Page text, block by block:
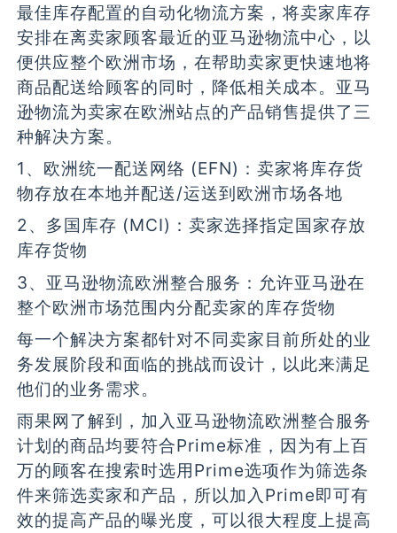
最佳库存配置的自动化物流方案，将卖家库存
安排在离卖家顾客最近的亚马逊物流中心，以
便供应整个欧洲市场，在帮助卖家更快速地将
商品配送给顾客的同时，降低相关成本。亚马
逊物流为卖家在欧洲站点的产品销售提供了三
种解决方案。
1、欧洲统一配送网络 (EFN)：卖家将库存货
物存放在本地并配送/运送到欧洲市场各地
2、多国库存 (MCI)：卖家选择指定国家存放
库存货物
3、亚马逊物流欧洲整合服务：允许亚马逊在
整个欧洲市场范围内分配卖家的库存货物
每一个解决方案都针对不同卖家目前所处的业
务发展阶段和面临的挑战而设计，以此来满足
他们的业务需求。
雨果网了解到，加入亚马逊物流欧洲整合服务
计划的商品均要符合Prime标准，因为有上百
万的顾客在搜索时选用Prime选项作为筛选条
件来筛选卖家和产品，所以加入Prime即可有
效的提高产品的曝光度，可以很大程度上提高